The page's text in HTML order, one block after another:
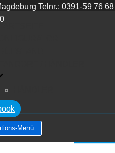
Telnr.:0391-59 76 68
Menü